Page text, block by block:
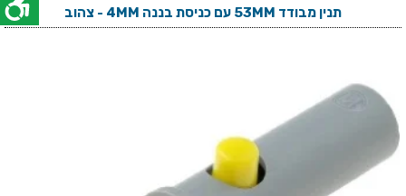
תנין מבודד 53MM עם כניסת בננה 4MM - צהוב